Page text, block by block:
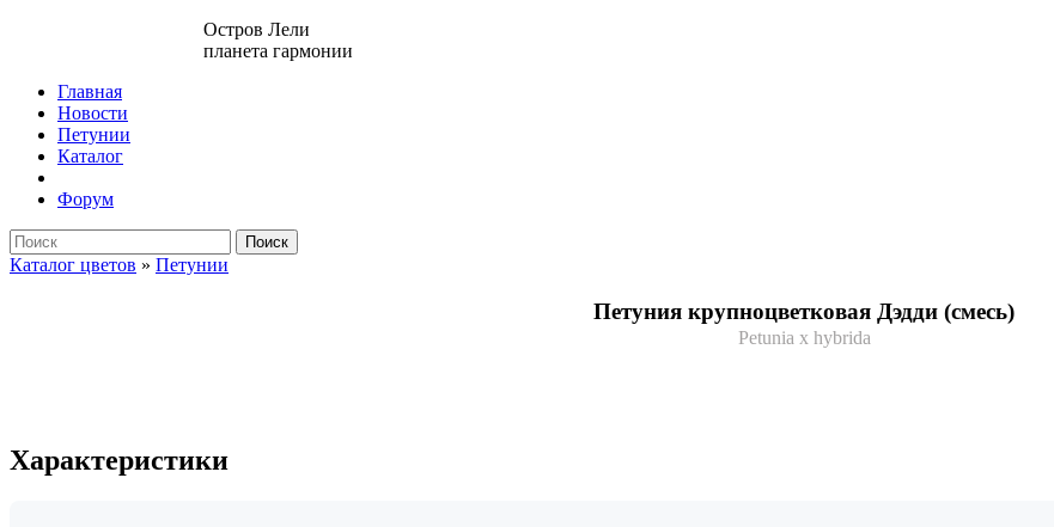
Остров Лели
планета гармонии
Главная
Новости
Петунии
Каталог
Форум
Поиск
Каталог цветов » Петунии
Петуния крупноцветковая Дэдди (смесь)
Petunia x hybrida
Характеристики